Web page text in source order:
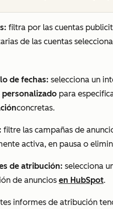
filtra por las cuentas
de las cuentas
de fechas: selecciona un
para
concretas.
filtre las campañas de
activa, en pausa o
de atribución: selecciona
de anuncios en HubSpot.
informes de atribución